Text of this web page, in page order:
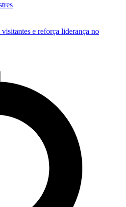
e reforça liderança no